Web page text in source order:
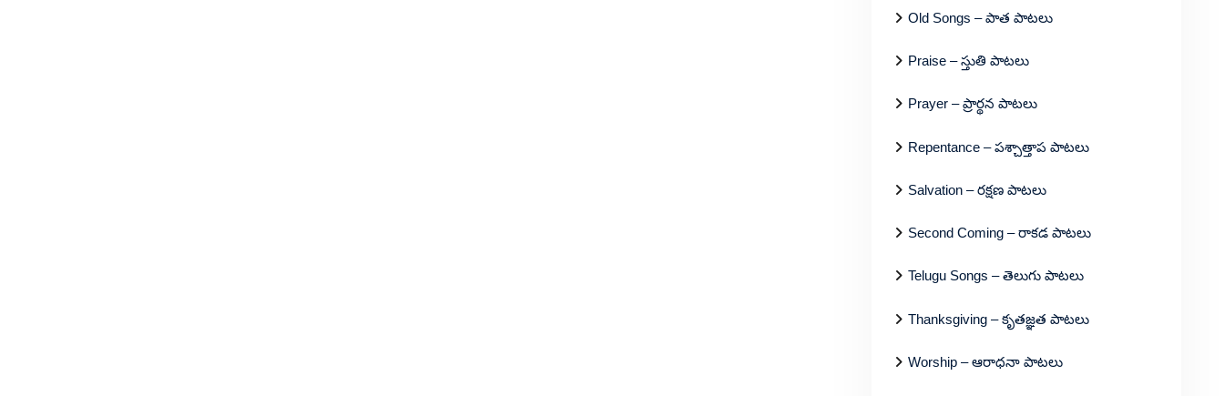
Old Songs – పాత పాటలు
Praise – స్తుతి పాటలు
Prayer – ప్రార్థన పాటలు
Repentance – పశ్చాత్తాప పాటలు
Salvation – రక్షణ పాటలు
Second Coming – రాకడ పాటలు
Telugu Songs – తెలుగు పాటలు
Thanksgiving – కృతజ్ఞత పాటలు
Worship – ఆరాధనా పాటలు